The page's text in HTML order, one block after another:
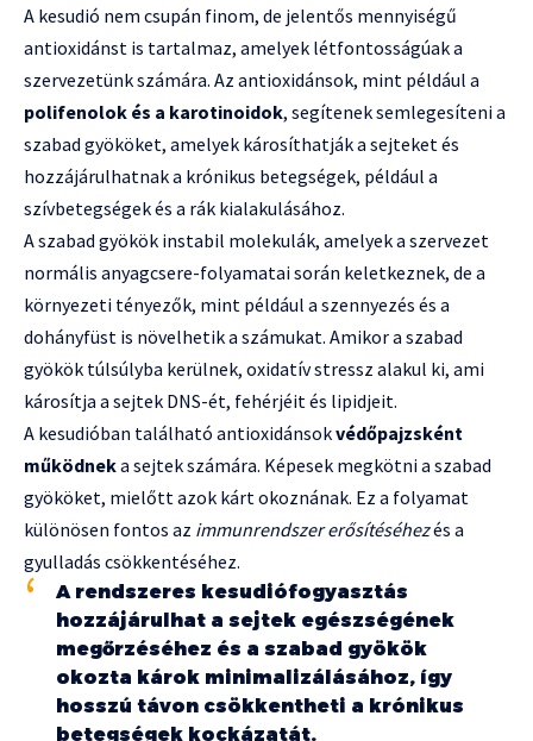
A kesudió nem csupán finom, de jelentős mennyiségű
antioxidánst is tartalmaz, amelyek létfontosságúak a
szervezetünk számára. Az antioxidánsok, mint például a
polifenolok és a karotinoidok, segítenek semlegesíteni a
szabad gyököket, amelyek károsíthatják a sejteket és
hozzájárulhatnak a krónikus betegségek, például a
szívbetegségek és a rák kialakulásához.
A szabad gyökök instabil molekulák, amelyek a szervezet
normális anyagcsere-folyamatai során keletkeznek, de a
környezeti tényezők, mint például a szennyezés és a
dohányfüst is növelhetik a számukat. Amikor a szabad
gyökök túlsúlyba kerülnek, oxidatív stressz alakul ki, ami
károsítja a sejtek DNS-ét, fehérjéit és lipidjeit.
A kesudióban található antioxidánsokvédőpajzsként
működneka sejtek számára. Képesek megkötni a szabad
gyököket, mielőtt azok kárt okoznának. Ez a folyamat
különösen fontos az immunrendszer erősítéséhezés a
gyulladás csökkentéséhez.
A rendszeres kesudiófogyasztás
hozzájárulhat a sejtek egészségének
megőrzéséhez és a szabad gyökök
okozta károk minimalizálásához, így
hosszú távon csökkentheti a krónikus
betegségek kockázatát.